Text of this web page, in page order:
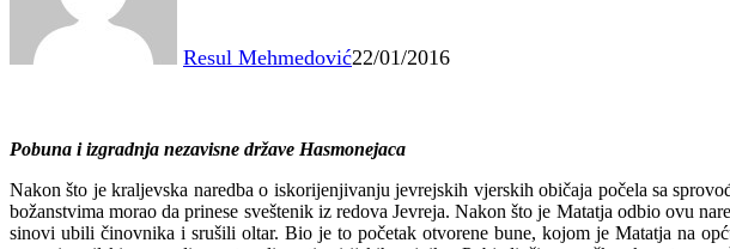
Resul Mehmedović22/01/2016
Pobuna i izgradnja nezavisne države Hasmonejaca
Nakon što je kraljevska naredba o iskorijenjivanju jevrejskih vjerskih običaja počela sa
božanstvima morao da prinese sveštenik iz redova Jevreja. Nakon što je Matatja odbio ovu
sinovi ubili činovnika i srušili oltar. Bio je to početak otvorene bune, kojom je Matatja na